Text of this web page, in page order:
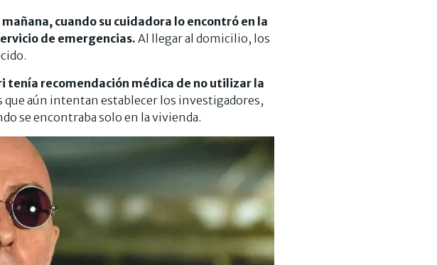
cuando su cuidadora lo encontró en la
de emergencias.Al llegar al domicilio, los
tenía recomendación médica de no utilizar la
aún intentan establecer los investigadores,
se encontraba solo en la vivienda.